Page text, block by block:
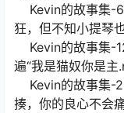
Kevin的故事集-
狂，但不知小提琴
Kevin的故事集-
遍“我是猫奴你是主
Kevin的故事集-
揍，你的良心不会